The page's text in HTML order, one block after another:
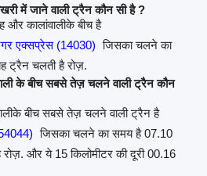
में जाने वाली ट्रैन कौन सी है ?
और कालांवालीके बीच है
एक्सप्रेस (14030) जिसका चलने का
ट्रैन चलती है रोज़.
के बीच सबसे तेज़ चलने वाली ट्रैन कौन
बीच सबसे तेज़ चलने वाली ट्रैन है
जिसका चलने का समय है 07.10
और ये 15 किलोमीटर की दूरी 00.16